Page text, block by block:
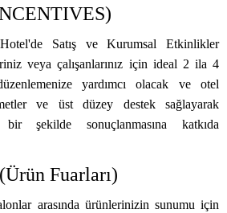
Satış ve Kurumsal Etkinlikler
veya çalışanlarınız için ideal 2 ila 4
yardımcı olacak ve otel
ve üst düzey destek sağlayarak
şekilde sonuçlanmasına katkıda
Fuarları)
arasında ürünlerinizin sunumu için